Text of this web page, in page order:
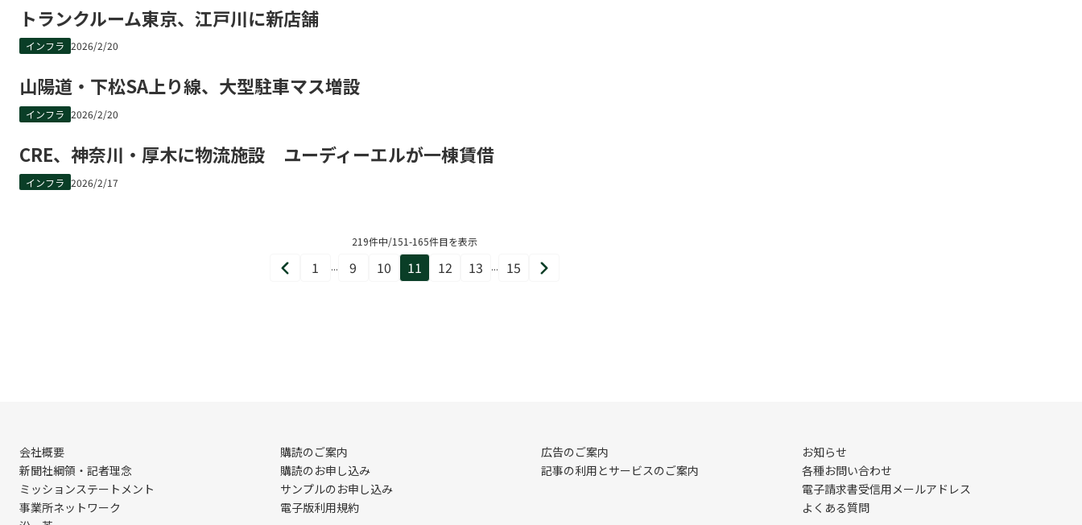
219件中/151-165件目を表示
前
1
ペ
... 9
ペ
10
ペ
11ペ
12
ペ
13
ペ
... 15
ペ
次
トランクルーム東京、江戸川に新店舗
インフラ 2026/2/20
山陽道・下松SA上り線、大型駐車マス増設
インフラ 2026/2/20
CRE、神奈川・厚木に物流施設 ユーディーエルが一棟賃借
インフラ 2026/2/17
会社概要
新聞社綱領・記者理念
ミッションステートメント
事業所ネットワーク
購読のご案内
購読のお申し込み
サンプルのお申し込み
電子版利用規約
広告のご案内
記事の利用とサービスのご案内
お知らせ
各種お問い合わせ
電子請求書受信用メールアドレス
よくある質問